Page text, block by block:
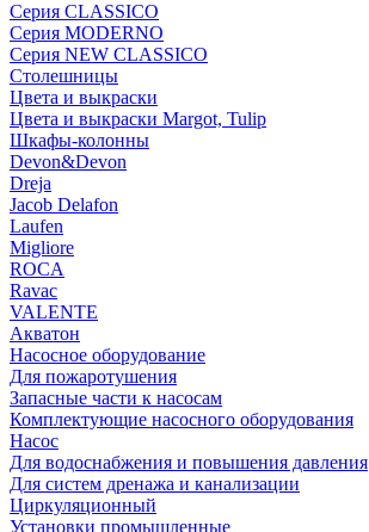
Серия CLASSICO
Серия MODERNO
Серия NEW CLASSICO
Столешницы
Цвета и выкраски
Цвета и выкраски Margot, Tulip
Шкафы-колонны
Devon&Devon
Dreja
Jacob Delafon
Laufen
Migliore
ROCA
Rаvac
VALENTE
Акватон
Насосное оборудование
Для пожаротушения
Запасные части к насосам
Комплектующие насосного оборудования
Насос
Для водоснабжения и повышения давления
Для систем дренажа и канализации
Циркуляционный
Установки промышленные